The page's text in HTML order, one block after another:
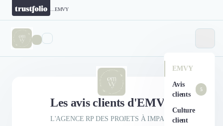
EMVY
EMVY
Avis
clients
5
Culture
client
Les avis clients d'EMVY
L'AGENCE RP DES PROJETS À IMPACT